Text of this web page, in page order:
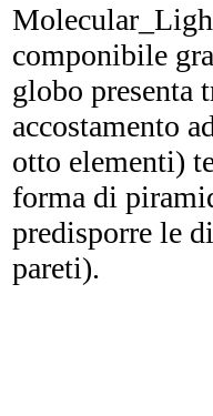
componibile
globo presenta
accostamento
otto elementi)
forma di
predisporre le
pareti).